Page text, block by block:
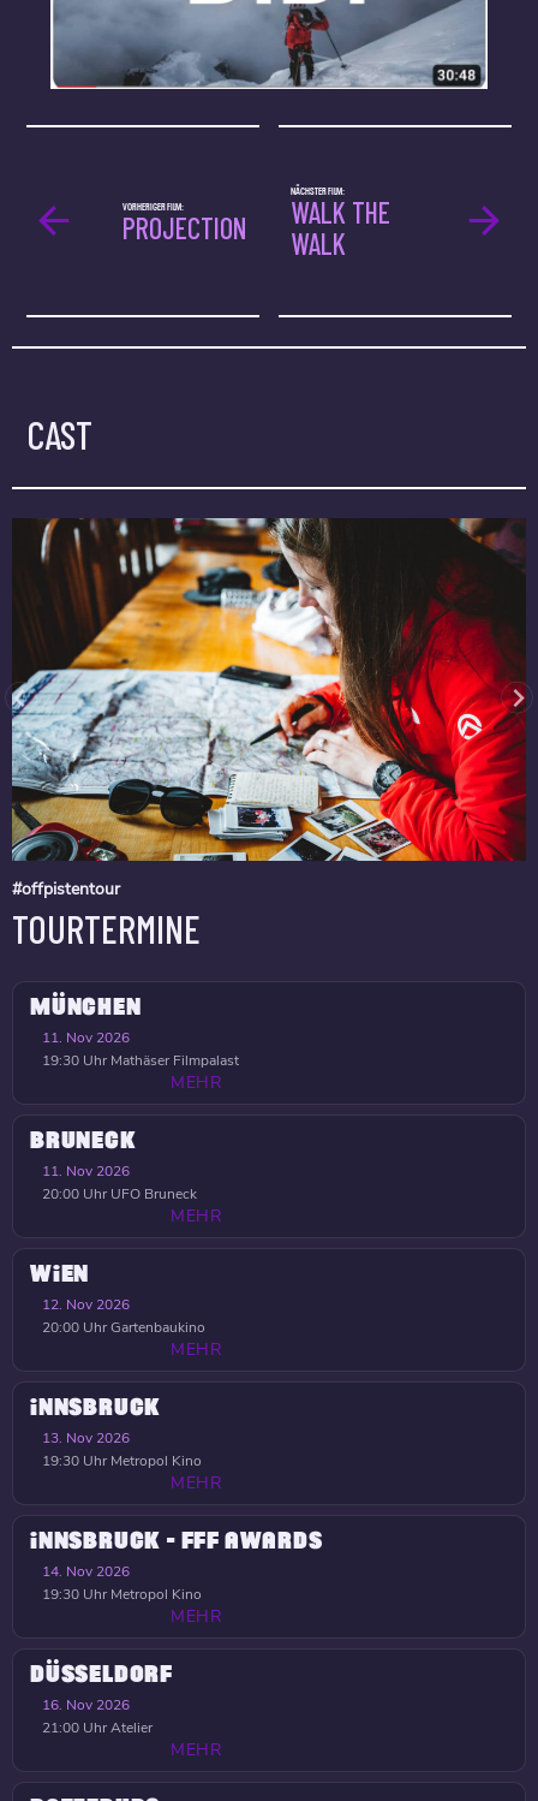
NÄCHSTER FILM:
WALK THE
WALK
VORHERIGER FILM:
PROJECTION
CAST
#offpistentour
TOURTERMINE
MÜNCHEN
11. Nov 2026
19:30 Uhr Mathäser Filmpalast
MEHR
BRUNECK
11. Nov 2026
20:00 Uhr UFO Bruneck
MEHR
WIEN
12. Nov 2026
20:00 UhrGartenbaukino
MEHR
INNSBRUCK
13. Nov 2026
19:30 Uhr Metropol Kino
MEHR
INNSBRUCK - FFF AWARDS
14. Nov 2026
19:30 Uhr Metropol Kino
MEHR
DÜSSELDORF
16. Nov 2026
21:00 UhrAtelier
MEHR